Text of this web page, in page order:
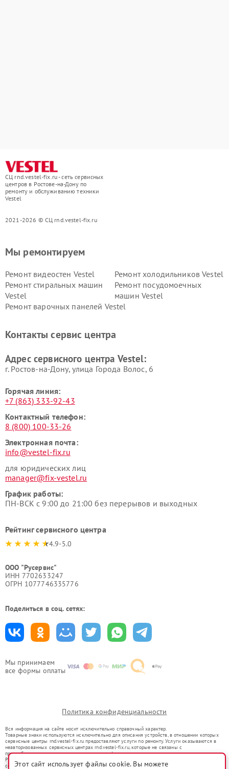
СЦ rnd.vestel-fix.ru - сеть сервисных
центров в Ростове-на-Дону по
ремонту и обслуживанию техники
Vestel
2021-2026 © СЦ rnd.vestel-fix.ru
Мы принимаем
все формы оплаты
Мы ремонтируем
Ремонт видеостен Vestel
Ремонт холодильников Vestel
Ремонт стиральных машин
Vestel
Ремонт посудомоечных
машин Vestel
Ремонт варочных панелей Vestel
Контакты сервис центра
Адрес сервисного центра Vestel:
г. Ростов-на-Дону, улица Города Волос, 6
Горячая линия:
+7 (863) 333-92-43
Контактный телефон:
8 (800) 100-33-26
Электронная почта:
info@vestel-fix.ru
для юридических лиц
manager@fix-vestel.ru
График работы:
ПН-ВСК с 9:00 до 21:00 без перерывов и выходных
Рейтинг сервисного центра
4.9-5.0
ООО "Русервис"
ИНН 7702633247
ОГРН 1077746335776
Поделиться в соц. сетях:
Политика конфиденциальности
Вся информация на сайте носит исключительно справочный характер.
Товарные знаки используются исключительно для описания устройств, в отношении которых
сервисные центры rnd.vestel-fix.ru предоставляют услуги по ремонту. Услуги оказываются в
неавторизованных сервисных центрах rnd.vestel-fix.ru, которые не связаны с
правообладателями товарных знаков или их официальными представителями.
Ремонт осуществляется для устройств, уже введенных в гражданский оборот в соответствии
со статьей 1487 ГК РФ.
Этот сайт использует файлы cookie. Вы можете